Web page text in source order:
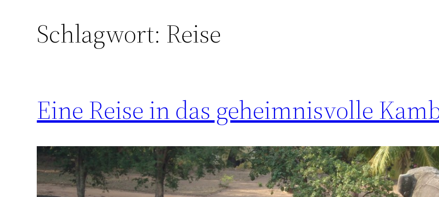
Schlagwort: Reise
Eine Reise in das geheimnisvolle